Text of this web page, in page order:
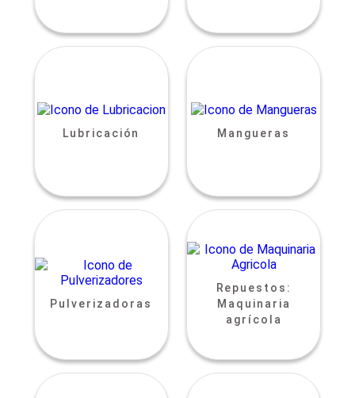
Lubricación Mangueras
Pulverizadoras
Repuestos:
Maquinaria
agrícola